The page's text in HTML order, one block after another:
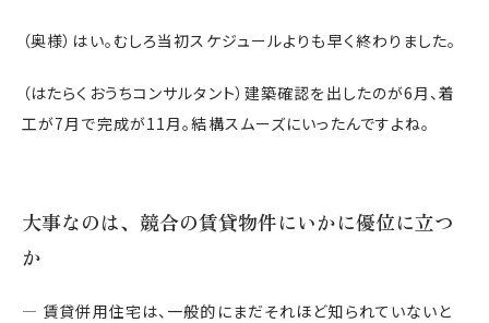
（奥様）はい。むしろ当初スケジュールよりも早く終わりました。
（はたらくおうちコンサルタント）建築確認を出したのが6月、着
工が7月で完成が11月。結構スムーズにいったんですよね。
大事なのは、競合の賃貸物件にいかに優位に立つ
か
― 賃貸併用住宅は、一般的にまだそれほど知られていないと